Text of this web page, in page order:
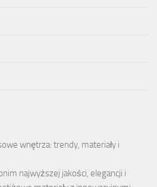
wnętrza: trendy, materiały i
najwyższej jakości, elegancji i